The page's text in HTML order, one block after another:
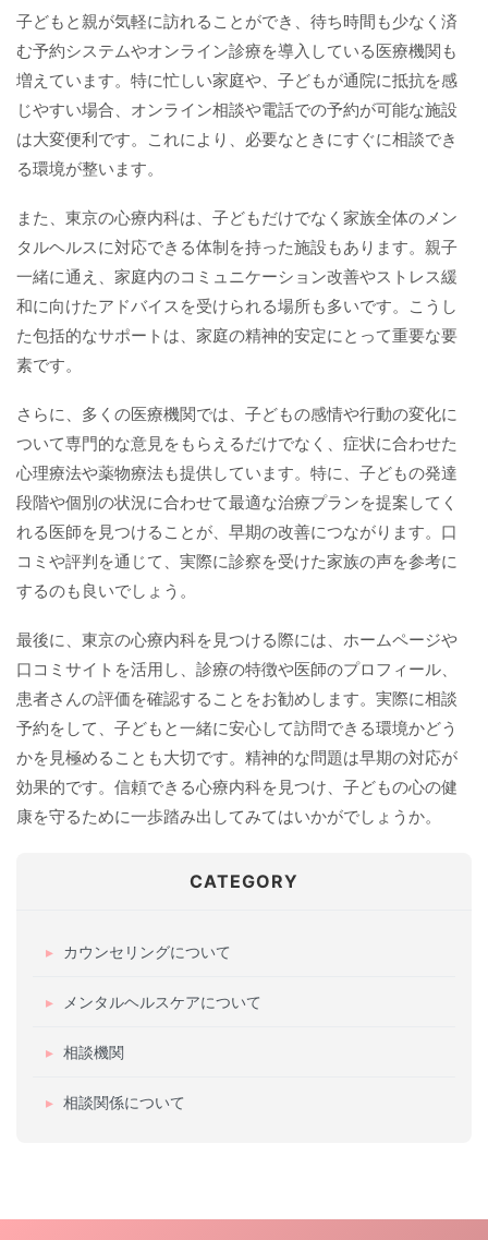
子どもと親が気軽に訪れることができ、待ち時間も少なく済
む予約システムやオンライン診療を導入している医療機関も
増えています。特に忙しい家庭や、子どもが通院に抵抗を感
じやすい場合、オンライン相談や電話での予約が可能な施設
は大変便利です。これにより、必要なときにすぐに相談でき
る環境が整います。
また、東京の心療内科は、子どもだけでなく家族全体のメン
タルヘルスに対応できる体制を持った施設もあります。親子
一緒に通え、家庭内のコミュニケーション改善やストレス緩
和に向けたアドバイスを受けられる場所も多いです。こうし
た包括的なサポートは、家庭の精神的安定にとって重要な要
素です。
さらに、多くの医療機関では、子どもの感情や行動の変化に
ついて専門的な意見をもらえるだけでなく、症状に合わせた
心理療法や薬物療法も提供しています。特に、子どもの発達
段階や個別の状況に合わせて最適な治療プランを提案してく
れる医師を見つけることが、早期の改善につながります。口
コミや評判を通じて、実際に診察を受けた家族の声を参考に
するのも良いでしょう。
最後に、東京の心療内科を見つける際には、ホームページや
口コミサイトを活用し、診療の特徴や医師のプロフィール、
患者さんの評価を確認することをお勧めします。実際に相談
予約をして、子どもと一緒に安心して訪問できる環境かどう
かを見極めることも大切です。精神的な問題は早期の対応が
効果的です。信頼できる心療内科を見つけ、子どもの心の健
康を守るために一歩踏み出してみてはいかがでしょうか。
CATEGORY
カウンセリングについて
メンタルヘルスケアについて
相談機関
相談関係について